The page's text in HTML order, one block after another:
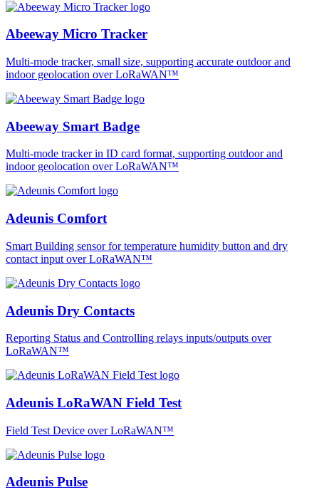
Abeeway Micro Tracker
Multi-mode tracker, small size, supporting accurate outdoor and
indoor geolocation over LoRaWAN™
Abeeway Smart Badge
Multi-mode tracker in ID card format, supporting outdoor and
indoor geolocation over LoRaWAN™
Adeunis Comfort
Smart Building sensor for temperature humidity button and dry
contact input over LoRaWAN™
Adeunis Dry Contacts
Reporting Status and Controlling relays inputs/outputs over
LoRaWAN™
Adeunis LoRaWAN Field Test
Field Test Device over LoRaWAN™
Adeunis Pulse